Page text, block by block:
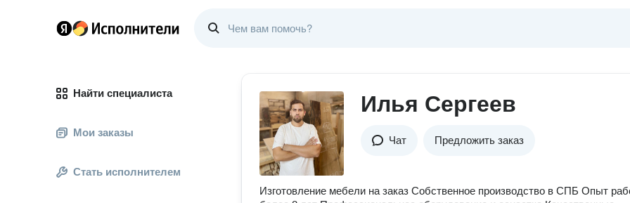
Найти специалиста
Мои заказы
Стать исполнителем
Илья Сергеев
Чат Предложить заказ
Изготовление мебели на заказ Собственное производство в СПБ Опыт